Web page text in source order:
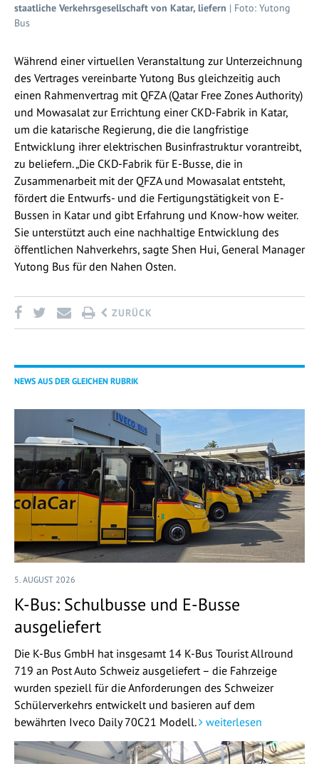
staatliche Verkehrsgesellschaft von Katar, liefern | Foto: Yutong
Bus
Während einer virtuellen Veranstaltung zur Unterzeichnung
des Vertrages vereinbarte Yutong Bus gleichzeitig auch
einen Rahmenvertrag mit QFZA (Qatar Free Zones Authority)
und Mowasalat zur Errichtung einer CKD-Fabrik in Katar,
um die katarische Regierung, die die langfristige
Entwicklung ihrer elektrischen Businfrastruktur vorantreibt,
zu beliefern. „Die CKD-Fabrik für E-Busse, die in
Zusammenarbeit mit der QFZA und Mowasalat entsteht,
fördert die Entwurfs- und die Fertigungstätigkeit von E-
Bussen in Katar und gibt Erfahrung und Know-how weiter.
Sie unterstützt auch eine nachhaltige Entwicklung des
öffentlichen Nahverkehrs, sagte Shen Hui, General Manager
Yutong Bus für den Nahen Osten.
ZURÜCK
NEWS AUS DER GLEICHEN RUBRIK
5. AUGUST 2026
K-Bus: Schulbusse und E-Busse
ausgeliefert
Die K-Bus GmbH hat insgesamt 14 K-Bus Tourist Allround
719 an Post Auto Schweiz ausgeliefert – die Fahrzeige
wurden speziell für die Anforderungen des Schweizer
Schülerverkehrs entwickelt und basieren auf dem
bewährten Iveco Daily 70C21 Modell.
weiterlesen